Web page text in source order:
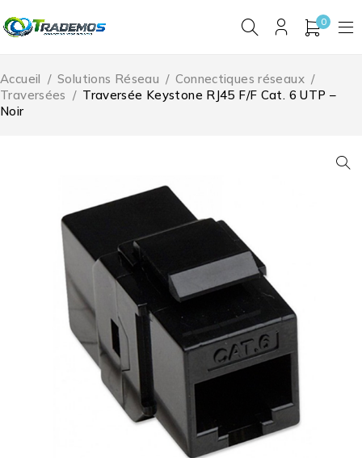
0
Accueil / Solutions Réseau / Connectiques réseaux /
Traversées / Traversée Keystone RJ45 F/F Cat. 6 UTP –
Noir